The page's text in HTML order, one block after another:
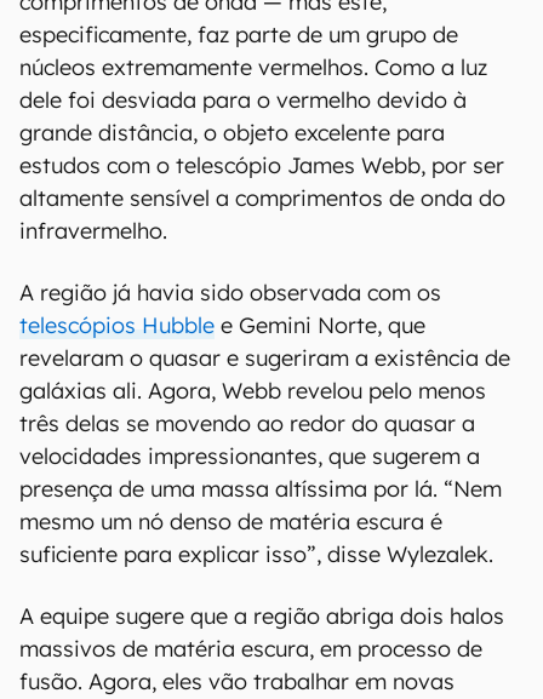
especificamente, faz parte de um grupo de
núcleos extremamente vermelhos. Como a luz
dele foi desviada para o vermelho devido à
grande distância, o objeto excelente para
estudos com o telescópio James Webb, por ser
altamente sensível a comprimentos de onda do
infravermelho.
A região já havia sido observada com os
telescópios Hubble e Gemini Norte, que
revelaram o quasar e sugeriram a existência de
galáxias ali. Agora, Webb revelou pelo menos
três delas se movendo ao redor do quasar a
velocidades impressionantes, que sugerem a
presença de uma massa altíssima por lá. “Nem
mesmo um nó denso de matéria escura é
suficiente para explicar isso”, disse Wylezalek.
A equipe sugere que a região abriga dois halos
massivos de matéria escura, em processo de
fusão. Agora, eles vão trabalhar em novas